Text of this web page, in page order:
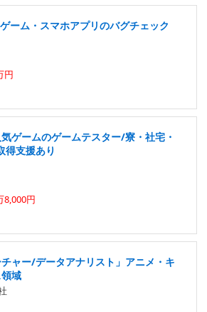
ーム・スマホアプリのバグチェック
円
ゲームのゲームテスター/寮・社宅・
得支援あり
8,000円
チャー/データアナリスト」アニメ・キ
域